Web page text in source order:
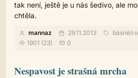
tak není, ještě je u nás šedivo, ale
chtěla.
mannaz 29.11.2013 básně/
1901 (23)
0
Nespavost je strašná mrcha